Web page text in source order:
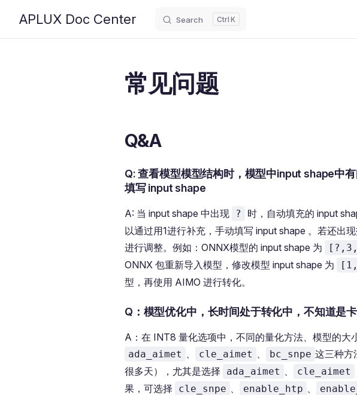
Skip to content
APLUX Doc Center Search K
常见问题
Q&A
Q: 查看模型模型结构时，模型中input shape中
填写 input shape
A: 当 input shape 中出现 ?
时，自动填充的 input
以通过用1进行补充，手动填写 input shape 。若还出
进行调整。例如：ONNX模型的 input shape 为
ONNX 包重新导入模型，修改模型 input shape 为
型，再使用 AIMO 进行转化。
Q：模型优化中，长时间处于转化中，不知道是
A：在 INT8 量化选项中，不同的量化方法、模型的大
ada_aimet 、 cle_aimet 、 bc_snpe 这三种方
很多天），尤其是选择
ada_aimet 、 cle_aimet
果，可选择
cle_snpe 、 enable_htp 、